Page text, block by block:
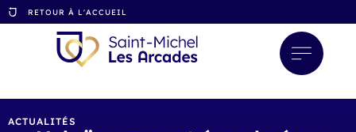
RETOUR À L'ACCUEIL
ACTUALITÉS